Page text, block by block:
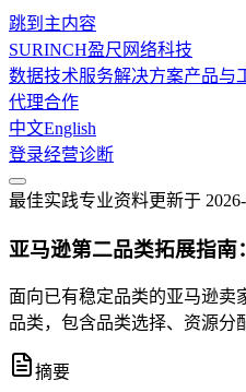
跳到主内容
SURINCH盈尺网络科技
数据技术服务解决方案产品与
代理合作
中文English
登录经营诊断
最佳实践专业资料更新于
亚马逊第二品类拓展指南
面向已有稳定品类的亚马逊卖
品类，包含品类选择、资源分
摘要